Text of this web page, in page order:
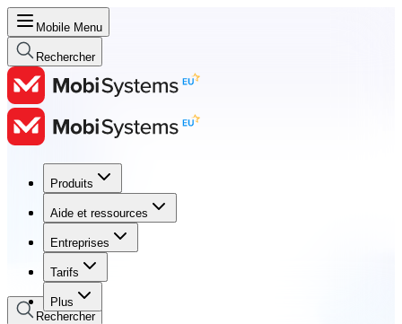
Mobile Menu
Rechercher
Produits
Aide et ressources
Entreprises
Tarifs
Plus
Produits
Aide et ressources
Entreprises
Tarifs
Rechercher